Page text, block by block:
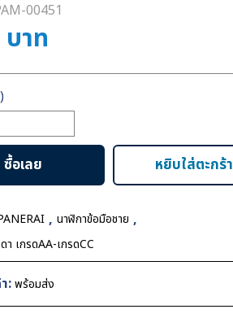
00451
บาท
หยิบใส่ตะกร้า
ซื้อเลย
, นาฬิกาข้อมือชาย ,
า เกรดAA-เกรดCC
:พร้อมส่ง